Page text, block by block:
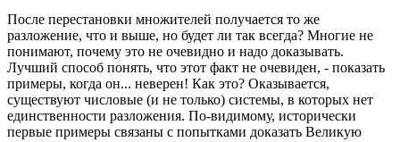
После перестановки множителей получается то же
разложение, что и выше, но будет ли так всегда? Многие не
понимают, почему это не очевидно и надо доказывать.
Лучший способ понять, что этот факт не очевиден, - показать
примеры, когда он... неверен! Как это? Оказывается,
существуют числовые (и не только) системы, в которых нет
единственности разложения. По-видимому, исторически
первые примеры связаны с попытками доказать Великую